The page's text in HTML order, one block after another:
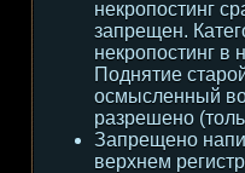
некропостинг
запрещен.
некропостинг в
Поднятие
осмысленный
разрешено
Запрещено
верхнем